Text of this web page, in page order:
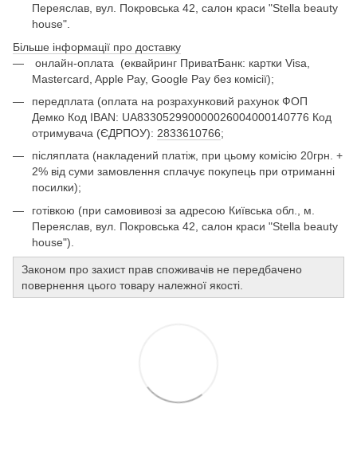
Переяслав, вул. Покровська 42, салон краси "Stella beauty
house".
Більше інформації про доставку
онлайн-оплата
(еквайринг ПриватБанк: картки Visa,
Mastercard, Apple Pay, Google Pay без комісії);
передплата (оплата на розрахунковий рахунок ФОП
Демко Код IBAN: UA833052990000026004000140776 Код
отримувача (ЄДРПОУ): 2833610766;
післяплата (накладений платіж, при цьому комісію 20грн. +
2% від суми замовлення сплачує покупець при отриманні
посилки);
готівкою (при самовивозі за адресою Київська обл., м.
Переяслав, вул. Покровська 42, салон краси "Stella beauty
house").
Законом про захист прав споживачів не передбачено
повернення цього товару належної якості.